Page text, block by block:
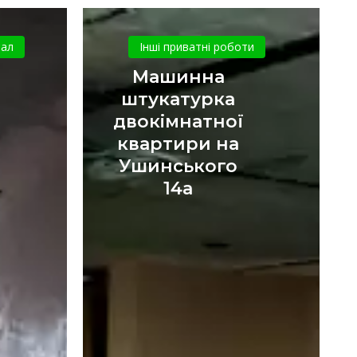
штукатурка
двокімнатної
квартири
на
Ушинського
14а
Інші приватні роботи
Машинна
штукатурка
двокімнатної
квартири на
Ушинського
14а